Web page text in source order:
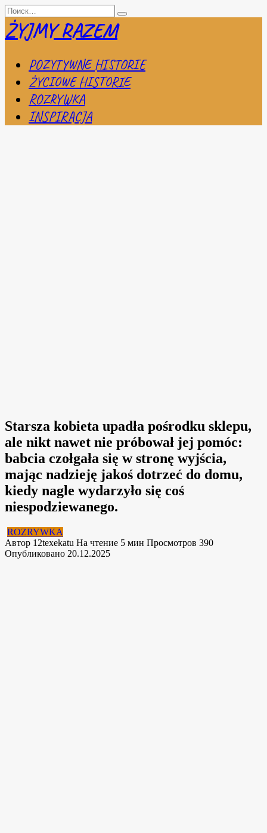
Перейти
к
содержанию
Search
for:
ŻYJMY RAZEM
POZYTYWNE HISTORIE
ŻYCIOWE HISTORIE
ROZRYWKA
INSPIRACJA
Starsza kobieta upadła pośrodku sklepu,
ale nikt nawet nie próbował jej pomóc:
babcia czołgała się w stronę wyjścia,
mając nadzieję jakoś dotrzeć do domu,
kiedy nagle wydarzyło się coś
niespodziewanego.
ROZRYWKA
Автор 12texekatu На чтение 5 мин Просмотров 390
Опубликовано 20.12.2025